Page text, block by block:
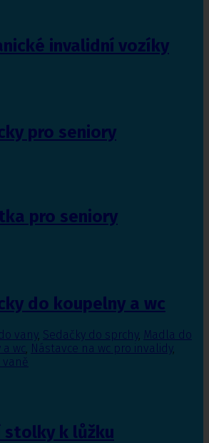
invalidní vozíky
pro seniory
pro seniory
do koupelny a wc
vany, Sedačky do sprchy, Madla do
wc, Nástavce na wc pro invalidy,
vaně
stolky k lůžku